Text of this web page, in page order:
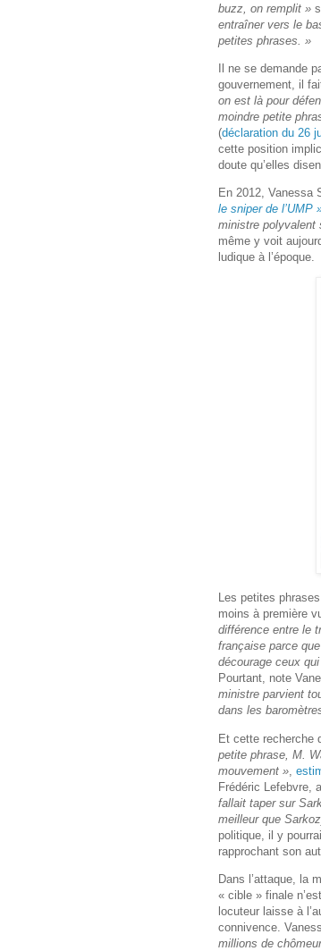
buzz, on remplit »
entraîner vers le
petites phrases. »
Il ne se demande
gouvernement, il
on est là pour
moindre petite
(déclaration du 26
cette position
doute qu’elles
En 2012, Vanessa
le sniper de l’UMP
ministre polyvalent
même y voit
ludique à l’époque.
Les petites
moins à première
différence entre le
française parce
décourage ceux
Pourtant, note
ministre parvient
dans les
Et cette recherche
petite phrase, M.
mouvement »
Frédéric Lefebvre,
fallait taper sur
meilleur que
politique, il y
rapprochant son
Dans l’attaque, la
« cible » finale
locuteur laisse à
connivence.
millions de